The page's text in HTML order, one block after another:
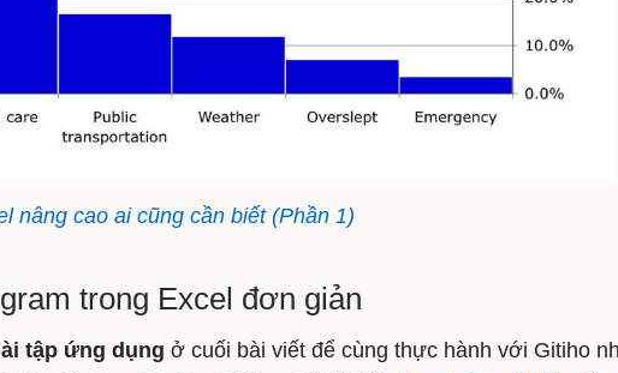
nâng cao ai cũng cần biết (Phần 1)
trong Excel đơn giản
tập ứng dụng ở cuối bài viết để cùng thực hành với Gitiho